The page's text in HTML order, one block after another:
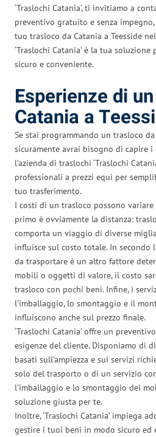
‘Traslochi Catania’, ti invitiamo a
preventivo gratuito e senza
tuo trasloco da Catania a Teesside
‘Traslochi Catania’ è la tua
sicuro e conveniente.
Esperienze di
Catania a
Se stai programmando un trasloco da
sicuramente avrai bisogno di capire i
l’azienda di traslochi ‘Traslochi
professionali a prezzi equi per
tuo trasferimento.
I costi di un trasloco possono
primo è ovviamente la distanza:
comporta un viaggio di diverse
influisce sul costo totale. In
da trasportare è un altro fattore
mobili o oggetti di valore, il costo
trasloco con pochi beni. Infine, i
l’imballaggio, lo smontaggio e il
influiscono anche sul prezzo finale.
‘Traslochi Catania’ offre un
esigenze del cliente. Disponiamo di
basati sull’ampiezza e sui servizi
solo del trasporto o di un servizio
l’imballaggio e lo smontaggio dei
soluzione giusta per te.
Inoltre, ‘Traslochi Catania’ impiega
gestire i tuoi beni in modo sicuro ed